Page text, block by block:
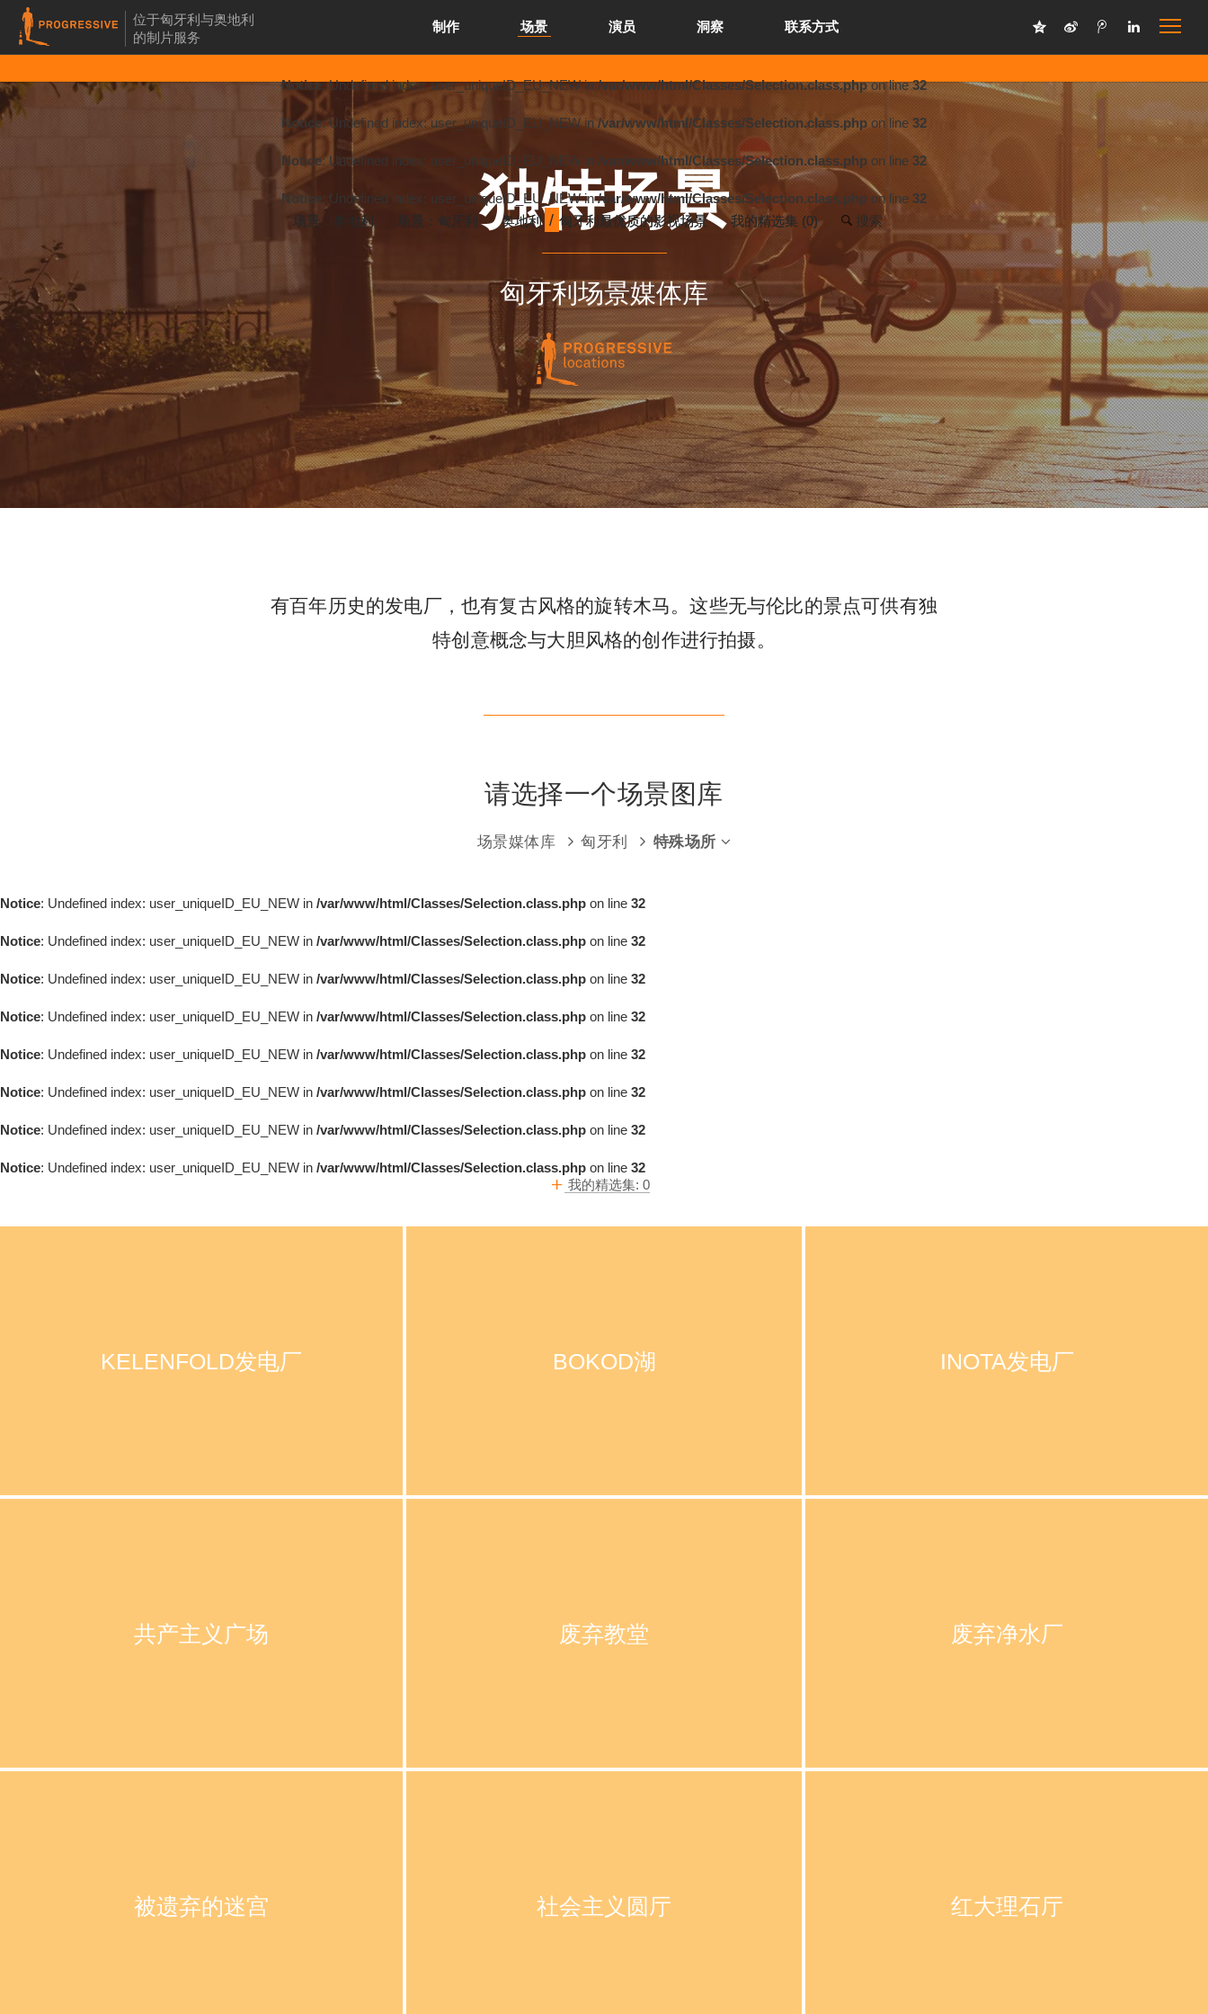
位于匈牙利与奥地利
的制片服务
制作 场景 演员 洞察 联系方式
Notice: Undefined index: user_uniqueID_EU_NEW in/var/www/html/Classes/Selection.class.phpon line32
Notice: Undefined index: user_uniqueID_EU_NEW in /var/www/html/Classes/Selection.class.php on line 32
Notice: Undefined index: user_uniqueID_EU_NEW in /var/www/html/Classes/Selection.class.php on line 32
Notice: Undefined index: user_uniqueID_EU_NEW in/var/www/html/Classes/Selection.class.php on line 32
场景：奥地利
场景：匈牙利 奥地利 匈牙利最优质的影视场景 我的精选集 (0) 搜索
独特场景
匈牙利场景媒体库
有百年历史的发电厂，也有复古风格的旋转木马。这些无与伦比的景点可供有独
特创意概念与大胆风格的创作进行拍摄。
请选择一个场景图库
场景媒体库 匈牙利 特殊场所
Notice: Undefined index: user_uniqueID_EU_NEW in /var/www/html/Classes/Selection.class.php on line 32
Notice: Undefined index: user_uniqueID_EU_NEW in /var/www/html/Classes/Selection.class.php on line 32
Notice: Undefined index: user_uniqueID_EU_NEW in /var/www/html/Classes/Selection.class.php on line 32
Notice: Undefined index: user_uniqueID_EU_NEW in /var/www/html/Classes/Selection.class.php on line 32
Notice: Undefined index: user_uniqueID_EU_NEW in /var/www/html/Classes/Selection.class.php on line 32
Notice: Undefined index: user_uniqueID_EU_NEW in /var/www/html/Classes/Selection.class.php on line 32
Notice: Undefined index: user_uniqueID_EU_NEW in /var/www/html/Classes/Selection.class.php on line 32
Notice: Undefined index: user_uniqueID_EU_NEW in /var/www/html/Classes/Selection.class.php on line 32
我的精选集: 0
KELENFOLD发电厂 BOKOD湖 INOTA发电厂
共产主义广场 废弃教堂 废弃净水厂
被遗弃的迷宫 社会主义圆厅 红大理石厅